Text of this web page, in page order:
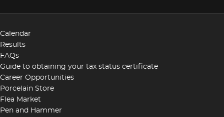
Calendar
Results
FAQs
Guide to obtaining your tax status certificate
Career Opportunities
Porcelain Store
Flea Market
Pen and Hammer